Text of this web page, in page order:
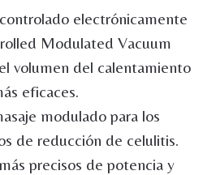
electrónicamente
Modulated Vacuum
volumen del calentamiento
eficaces.
modulado para los
de reducción de celulitis.
precisos de potencia y